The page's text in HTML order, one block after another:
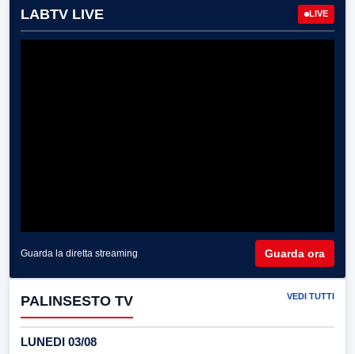
LABTV LIVE LIVE
Guarda la diretta streaming Guarda ora
PALINSESTO TV VEDI TUTTI
LUNEDI 03/08